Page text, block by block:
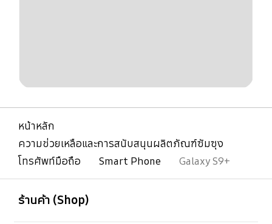
หน้าหลัก
ความช่วยเหลือและการสนับสนุนผลิตภัณฑ์ซัมซุง
โทรศัพท์มือถือ
Smart Phone Galaxy S9+
ร้านค้า (Shop)